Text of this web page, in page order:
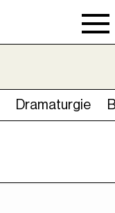
Dramaturgie